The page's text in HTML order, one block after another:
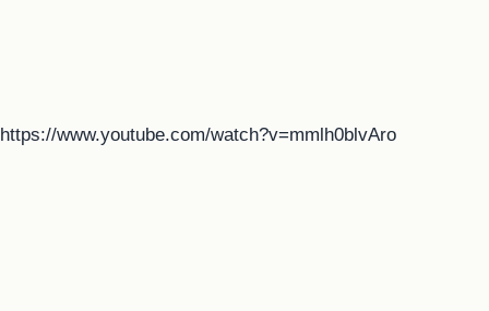
https://www.youtube.com/watch?v=mmlh0blvAro